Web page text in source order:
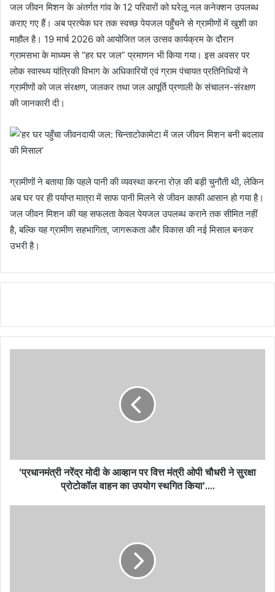
जल जीवन मिशन के अंतर्गत गांव के 12 परिवारों को घरेलू नल कनेक्शन उपलब्ध
कराए गए हैं। अब प्रत्येक घर तक स्वच्छ पेयजल पहुँचने से ग्रामीणों में खुशी का
माहौल है। 19 मार्च 2026 को आयोजित जल उत्सव कार्यक्रम के दौरान
ग्रामसभा के माध्यम से “हर घर जल” प्रमाणन भी किया गया। इस अवसर पर
लोक स्वास्थ्य यांत्रिकी विभाग के अधिकारियों एवं ग्राम पंचायत प्रतिनिधियों ने
ग्रामीणों को जल संरक्षण, जलकर तथा जल आपूर्ति प्रणाली के संचालन-संरक्षण
की जानकारी दी।
ग्रामीणों ने बताया कि पहले पानी की व्यवस्था करना रोज़ की बड़ी चुनौती थी, लेकिन
अब घर पर ही पर्याप्त मात्रा में साफ पानी मिलने से जीवन काफी आसान हो गया है।
जल जीवन मिशन की यह सफलता केवल पेयजल उपलब्ध कराने तक सीमित नहीं
है, बल्कि यह ग्रामीण सहभागिता, जागरूकता और विकास की नई मिसाल बनकर
उभरी है।
’प्रधानमंत्री नरेंद्र मोदी के आव्हान पर वित्त मंत्री ओपी चौधरी ने सुरक्षा
प्रोटोकॉल वाहन का उपयोग स्थगित किया’….